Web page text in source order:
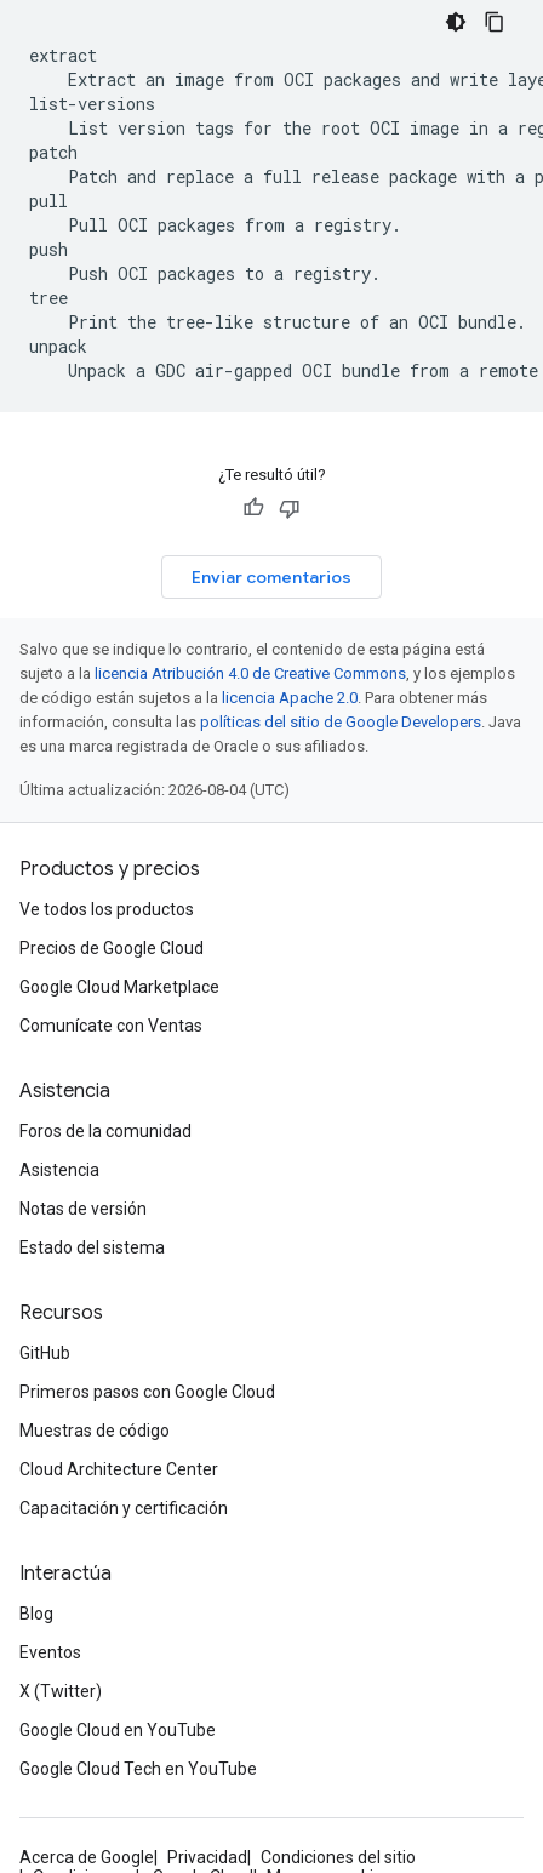
extract
Extract an image from OCI packages and write
list-versions
List version tags for the root OCI image in a
patch
Patch and replace a full release package with a
pull
    Pull OCI packages from a registry.
push
    Push OCI packages to a registry.
tree
    Print the tree-like structure of an OCI bundle.
unpack
¿Te resultó útil?
Enviar comentarios
Salvo que se indique lo contrario, el contenido de esta página está
sujeto a la licencia Atribución 4.0 de Creative Commons, y los ejemplos
de código están sujetos a la licencia Apache 2.0. Para obtener más
información, consulta las políticas del sitio de Google Developers. Java
es una marca registrada de Oracle o sus afiliados.
Última actualización: 2026-08-04 (UTC)
Productos y precios
Ve todos los productos
Precios de Google Cloud
Google Cloud Marketplace
Comunícate con Ventas
Asistencia
Foros de la comunidad
Asistencia
Notas de versión
Estado del sistema
Recursos
GitHub
Primeros pasos con Google Cloud
Muestras de código
Cloud Architecture Center
Capacitación y certificación
Interactúa
Blog
Eventos
X (Twitter)
Google Cloud en YouTube
Google Cloud Tech en YouTube
Acerca de Google Privacidad
Condiciones del sitio